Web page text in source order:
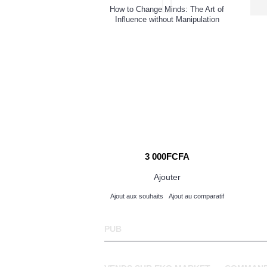
How to Change Minds: The Art of
Influence without Manipulation
3 000FCFA
Ajouter
Ajout aux souhaits Ajout au comparatif
PUB